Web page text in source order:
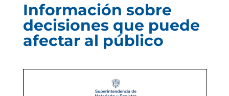
Información sobre
decisiones que puede
afectar al público